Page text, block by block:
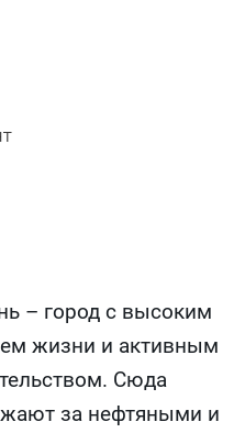
– город с высоким
жизни и активным
Сюда
за нефтяными и